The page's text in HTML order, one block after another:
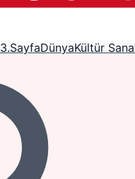
3.SayfaDünyaKültür